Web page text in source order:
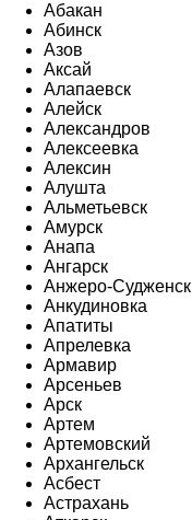
Абакан
Абинск
Азов
Аксай
Алапаевск
Алейск
Александров
Алексеевка
Алексин
Алушта
Альметьевск
Амурск
Анапа
Ангарск
Анжеро-Судженск
Анкудиновка
Апатиты
Апрелевка
Армавир
Арсеньев
Арск
Артем
Артемовский
Архангельск
Асбест
Астрахань